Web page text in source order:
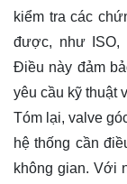
kiểm tra các
được, như ISO,
Điều này đảm
yêu cầu kỹ thuật
Tóm lại, valve
hệ thống cần
không gian. Với